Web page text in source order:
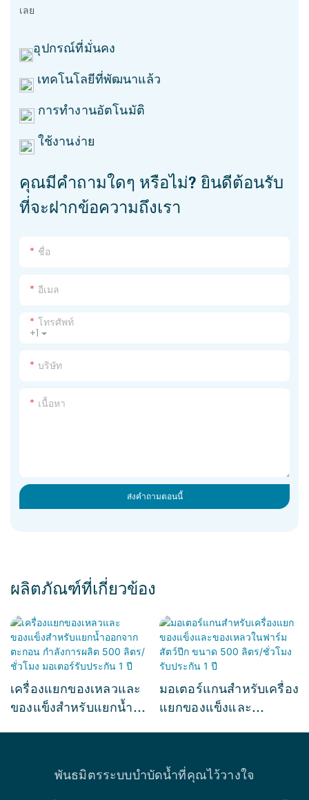
เลย
อุปกรณ์ที่มั่นคง
เทคโนโลยีที่พัฒนาแล้ว
การทำงานอัตโนมัติ
ใช้งานง่าย
คุณมีคำถามใดๆ หรือไม่? ยินดีต้อนรับ
ที่จะฝากข้อความถึงเรา
ชื่อ
อีเมล
+1
โทรศัพท์
บริษัท
เนื้อหา
ส่งคำถามตอนนี้
ผลิตภัณฑ์ที่เกี่ยวข้อง
เครื่องแยกของเหลวและ
ของแข็งสำหรับแยกน้ำ
มอเตอร์แกนสำหรับเครื่อง
แยกของแข็งและ
ประกัน 1 ปี
พันธมิตรระบบบำบัดน้ำที่คุณไว้วางใจ